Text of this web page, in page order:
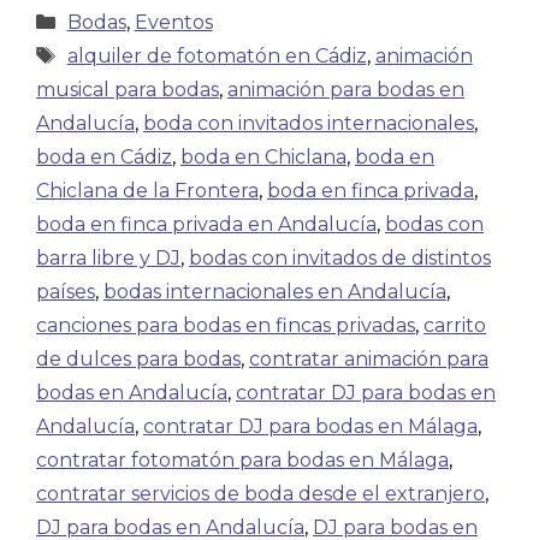
Bodas, Eventos
alquiler de fotomatón en Cádiz, animación
musical para bodas, animación para bodas en
Andalucía, boda con invitados internacionales,
boda en Cádiz, boda en Chiclana, boda en
Chiclana de la Frontera, boda en finca privada,
boda en finca privada en Andalucía, bodas con
barra libre y DJ, bodas con invitados de distintos
países, bodas internacionales en Andalucía,
canciones para bodas en fincas privadas, carrito
de dulces para bodas, contratar animación para
bodas en Andalucía, contratar DJ para bodas en
Andalucía, contratar DJ para bodas en Málaga,
contratar fotomatón para bodas en Málaga,
contratar servicios de boda desde el extranjero,
DJ para bodas en Andalucía, DJ para bodas en